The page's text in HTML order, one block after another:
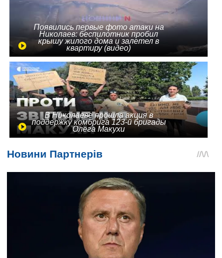
Появились первые фото атаки на
Николаев: беспилотник пробил
крышу жилого дома и залетел в
квартиру (видео)
В Николаеве прошла акция в
поддержку комбрига 123-й бригады
Олега Макухи